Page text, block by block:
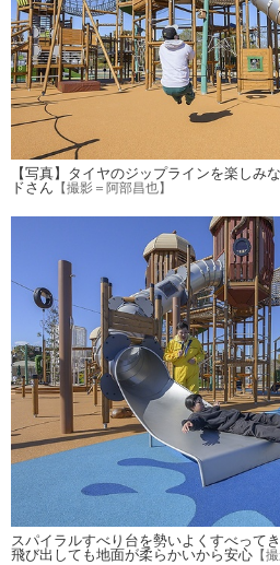
【写真】タイヤのジップラインを楽しみ
ドさん 【撮影＝阿部昌也】
スパイラルすべり台を勢いよくすべって
飛び出しても地面が柔らかいから安心 【